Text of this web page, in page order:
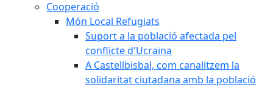
Cooperació
Món Local Refugiats
Suport a la població afectada pel
conflicte d'Ucraïna
A Castellbisbal, com canalitzem la
solidaritat ciutadana amb la població